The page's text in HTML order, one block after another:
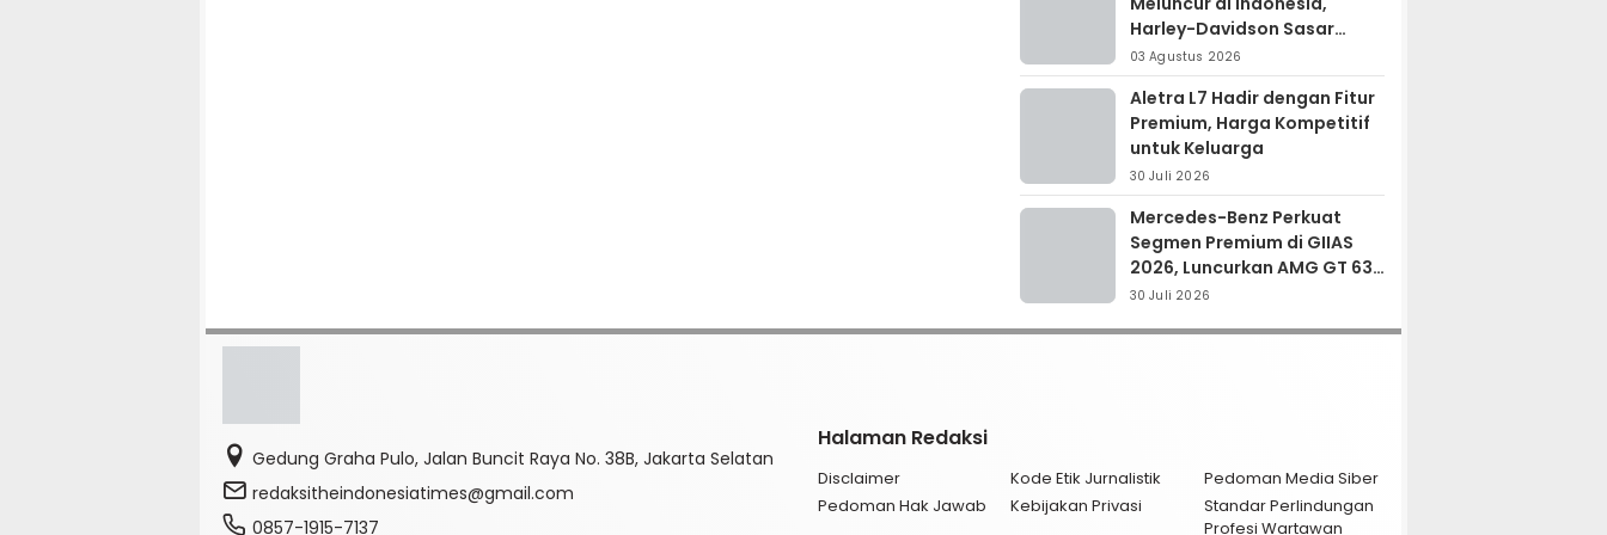
Harley-Davidson Sasar
Kolektor Motor Premium
03 Agustus 2026
Aletra L7 Hadir dengan Fitur
Premium, Harga Kompetitif
untuk Keluarga
30 Juli 2026
Mercedes-Benz Perkuat
Segmen Premium di GIIAS
2026, Luncurkan AMG GT 63
PRO dan GLC 200
30 Juli 2026
Gedung Graha Pulo, Jalan Buncit Raya No. 38B, Jakarta Selatan
redaksitheindonesiatimes@gmail.com
0857-1915-7137
Halaman Redaksi
Disclaimer Kode Etik Jurnalistik
Pedoman Media Siber
Pedoman Hak Jawab
Kebijakan Privasi
Standar Perlindungan
Profesi Wartawan